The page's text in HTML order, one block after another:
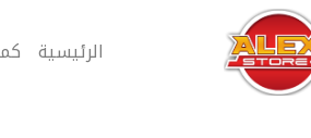
الرئيسية